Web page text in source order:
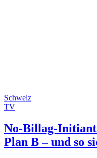
Schweiz
TV
No-Billag-
Plan B – und so